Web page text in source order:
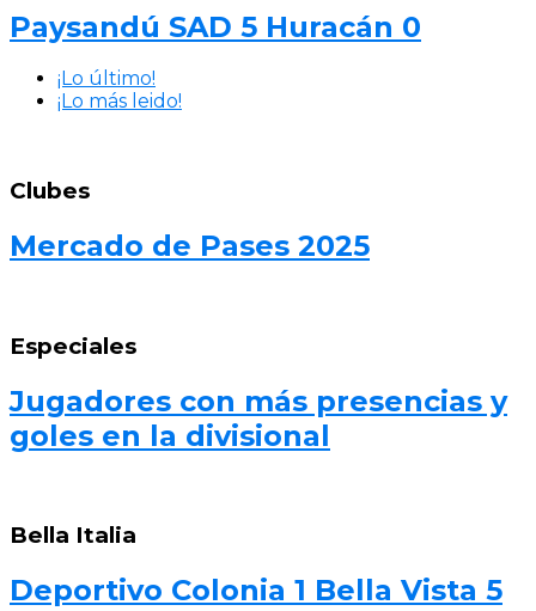
Paysandú SAD 5 Huracán 0
¡Lo último!
¡Lo más leido!
Clubes
Mercado de Pases 2025
Especiales
Jugadores con más presencias y
goles en la divisional
Bella Italia
Deportivo Colonia 1 Bella Vista 5